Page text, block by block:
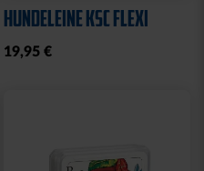
HUNDELEINE KSC FLEXI
19,95 €